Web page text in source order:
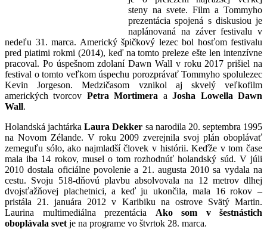
steny na svete. Film a Tommyho
prezentácia spojená s diskusiou je
naplánovaná na záver festivalu v
nedeľu 31. marca. Americký špičkový lezec bol hosťom festivalu
pred piatimi rokmi (2014), keď na tomto preleze ešte len intenzívne
pracoval. Po úspešnom zdolaní Dawn Wall v roku 2017 prišiel na
festival o tomto veľkom úspechu porozprávať Tommyho spolulezec
Kevin Jorgeson. Medzičasom vznikol aj skvelý veľkofilm
amerických tvorcov Petra Mortimera aJosha Lowella Dawn
Wall.
Holandská jachtárkaLaura Dekker sa narodila 20. septembra 1995
na Novom Zélande. V roku 2009 zverejnila svoj plán oboplávať
zemeguľu sólo, ako najmladší človek v histórii. Keďže v tom čase
mala iba 14 rokov, musel o tom rozhodnúť holandský súd. V júli
2010 dostala oficiálne povolenie a 21. augusta 2010 sa vydala na
cestu. Svoju 518-dňovú plavbu absolvovala na 12 metrov dlhej
dvojsťažňovej plachetnici, a keď ju ukončila, mala 16 rokov –
pristála 21. januára 2012 v Karibiku na ostrove Svätý Martin.
Laurina multimediálna prezentácia Ako som v šestnástich
oboplávala svet je na programe vo štvrtok 28. marca.